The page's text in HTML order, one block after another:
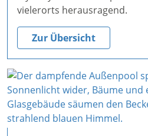
vielerorts herausragend.
Zur Übersicht